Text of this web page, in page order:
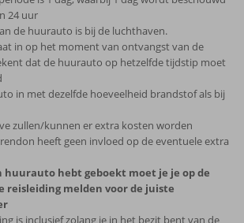
24 uur
de huurauto is bij de luchthaven.
in op het moment van ontvangst van de
dat de huurauto op hetzelfde tijdstip moet
in met dezelfde hoeveelheid brandstof als bij
zullen/kunnen er extra kosten worden
heeft geen invloed op de eventuele extra
huurauto hebt geboekt moet je je op de
reisleiding melden voor de juiste
is inclusief zolang je in het bezit bent van de